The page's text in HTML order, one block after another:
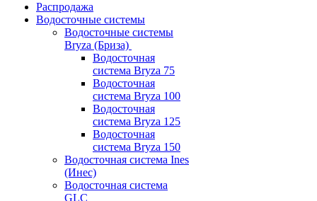
Распродажа
Водосточные системы
Водосточные системы
Bryza (Бриза)
Водосточная
система Bryza 75
Водосточная
система Bryza 100
Водосточная
система Bryza 125
Водосточная
система Bryza 150
Водосточная система Ines
(Инес)
Водосточная система
GLC